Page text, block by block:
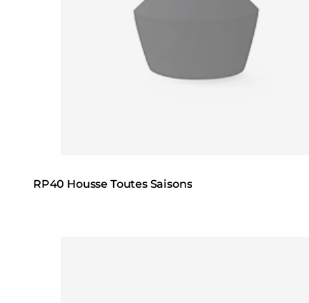
RP40 Housse Toutes Saisons